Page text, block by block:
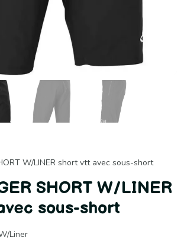
W/LINER short vtt avec sous-short
SHORT W/LINER
sous-short
Liner